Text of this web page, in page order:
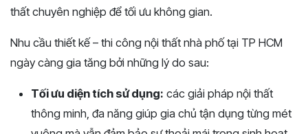
thất chuyên nghiệp để tối ưu không gian.
Nhu cầu thiết kế – thi công nội thất nhà phố tại TP HCM
ngày càng gia tăng bởi những lý do sau:
Tối ưu diện tích sử dụng: các giải pháp nội thất
thông minh, đa năng giúp gia chủ tận dụng từng mét